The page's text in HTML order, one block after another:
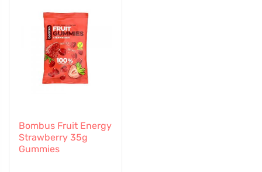
Bombus Fruit Energy
Strawberry 35g
Gummies